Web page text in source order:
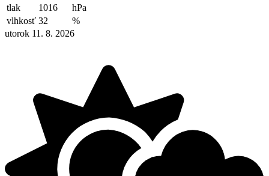
tlak
1016
hPa
vlhkosť 32
%
utorok 11. 8. 2026